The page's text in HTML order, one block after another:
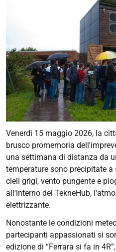
Venerdì 15 maggio 2026, la
brusco promemoria
una settimana di distanza da
temperature sono precipitate a
cieli grigi, vento pungente e
all'interno del TekneHub,
elettrizzante.
Nonostante le condizioni
partecipanti appassionati si
edizione di “Ferrara si fa in